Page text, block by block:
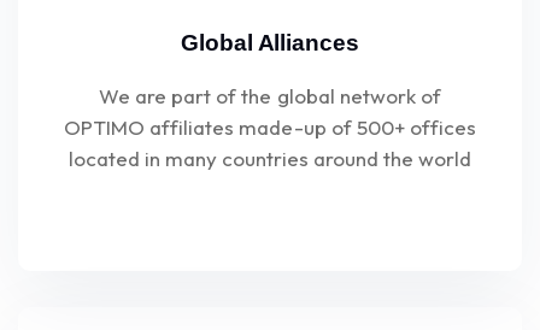
Global Alliances
We are part of the global network of
OPTIMO affiliates made-up of 500+ offices
located in many countries around the world